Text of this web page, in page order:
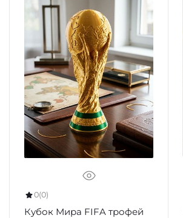
0(0)
Кубок Мира FIFA трофей